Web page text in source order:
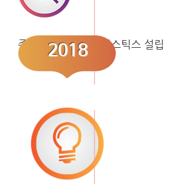
주식회사 월드넷로지스틱스 설립
2018